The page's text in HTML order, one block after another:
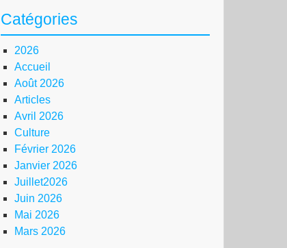
Catégories
2026
Accueil
Août 2026
Articles
Avril 2026
Culture
Février 2026
Janvier 2026
Juillet2026
Juin 2026
Mai 2026
Mars 2026